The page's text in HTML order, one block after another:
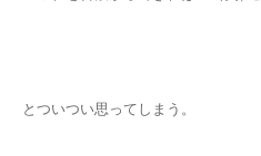
とついつい思ってしまう。